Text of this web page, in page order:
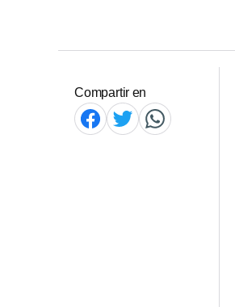
Compartir en